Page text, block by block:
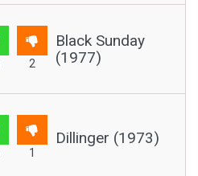
2
Black Sunday
(1977)
1
Dillinger (1973)